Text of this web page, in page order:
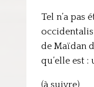
Tel n’a pas
de Maïdan
qu’elle est
(à suivre)